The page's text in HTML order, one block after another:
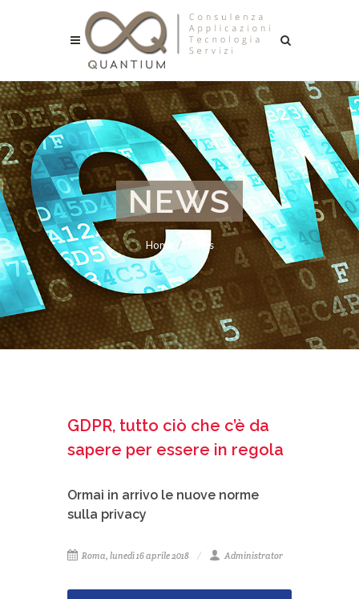
NEWS
Home News
GDPR, tutto ciò che c’è da
sapere per essere in regola
Ormai in arrivo le nuove norme
sulla privacy
Roma, lunedì 16 aprile 2018 Administrator